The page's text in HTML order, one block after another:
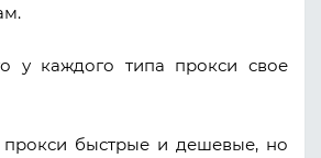
у каждого типа прокси свое
прокси быстрые и дешевые, но